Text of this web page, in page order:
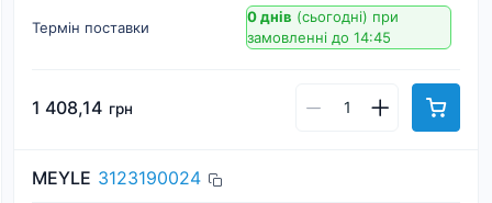
Термін поставки
0 днів (сьогодні) при
замовленні до 14:45
1 408,14 грн
MEYLE 3123190024